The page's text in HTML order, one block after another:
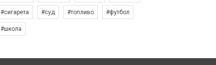
#сигарета #суд #топливо #футбол
#школа